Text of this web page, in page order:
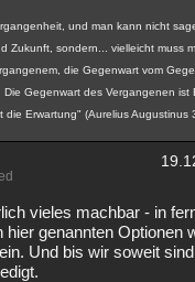
und man kann nicht
Zukunft, sondern... vielleicht muss
die Gegenwart vom
Gegenwart des Vergangenen ist
Erwartung" (Aurelius Augustinus
vieles machbar - in
hier genannten Optionen
Und bis wir soweit